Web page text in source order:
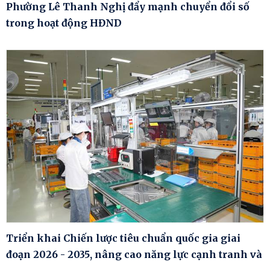
Phường Lê Thanh Nghị đẩy mạnh chuyển đổi số
trong hoạt động HĐND
Triển khai Chiến lược tiêu chuẩn quốc gia giai
đoạn 2026 - 2035, nâng cao năng lực cạnh tranh và